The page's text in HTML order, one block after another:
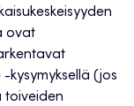
ovat
-kysymyksellä (jos
toiveiden